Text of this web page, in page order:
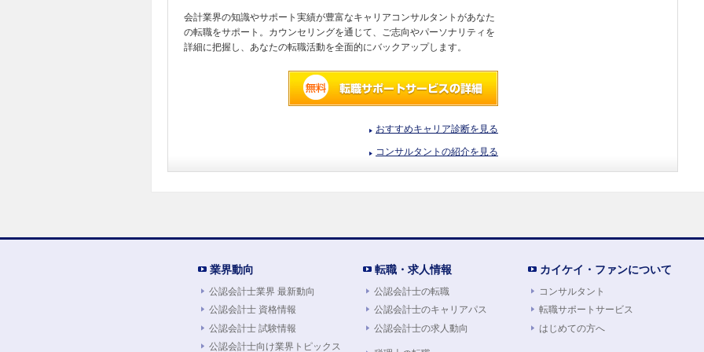
会計業界の知識やサポート実績が豊富なキャリアコンサルタントがあなた
の転職をサポート。カウンセリングを通じて、ご志向やパーソナリティを
詳細に把握し、あなたの転職活動を全面的にバックアップします。
おすすめキャリア診断を見る
コンサルタントの紹介を見る
業界動向
公認会計士業界 最新動向
公認会計士 資格情報
公認会計士 試験情報
公認会計士向け業界トピックス
転職・求人情報
公認会計士の転職
公認会計士のキャリアパス
公認会計士の求人動向
カイケイ・ファンについて
コンサルタント
転職サポートサービス
はじめての方へ